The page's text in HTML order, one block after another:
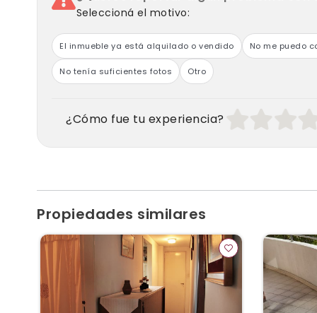
Seleccioná el motivo:
El inmueble ya está alquilado o vendido No me puedo
No tenía suficientes fotos Otro
¿Cómo fue tu experiencia?
Propiedades similares